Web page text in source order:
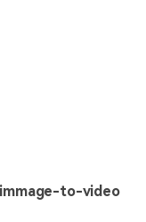
to-video